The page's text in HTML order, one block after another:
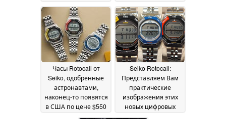
проекта,
отличающиеся
ярким дизайном16
June 2026
Prospex HBC00710
June 2026
Часы Rotocall от
Seiko, одобренные
астронавтами,
наконец-то появятся
в США по цене $550
25 March 2026
Seiko Rotocall:
Представляем Вам
практические
изображения этих
новых цифровых